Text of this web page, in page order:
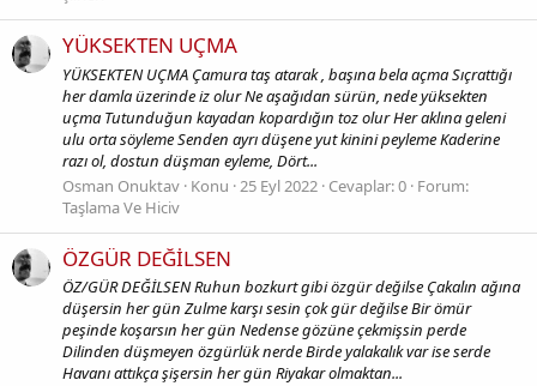
YÜKSEKTEN UÇMA
YÜKSEKTEN UÇMA Çamura taş atarak , başına bela açma Sıçrattığı
her damla üzerinde iz olur Ne aşağıdan sürün, nede yüksekten
uçma Tutunduğun kayadan kopardığın toz olur Her aklına geleni
ulu orta söyleme Senden ayrı düşene yut kinini peyleme Kaderine
razı ol, dostun düşman eyleme, Dört...
Osman Onuktav Konu 25 Eyl 2022 Cevaplar: 0 Forum:
Taşlama Ve Hiciv
ÖZGÜR DEĞİLSEN
ÖZ/GÜR DEĞİLSEN Ruhun bozkurt gibi özgür değilse Çakalın ağına
düşersin her gün Zulme karşı sesin çok gür değilse Bir ömür
peşinde koşarsın her gün Nedense gözüne çekmişsin perde
Dilinden düşmeyen özgürlük nerde Birde yalakalık var ise serde
Havanı attıkça şişersin her gün Riyakar olmaktan...